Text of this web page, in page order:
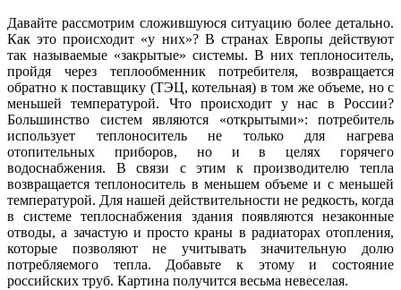
Давайте рассмотрим сложившую­ся ситуацию более детально.
Как это происходит «у них»? В странах Европы действуют
так называемые «закрытые» системы. В них теплоноситель,
пройдя через теплообменник потребителя, возвращается
обратно к поставщику (ТЭЦ, котельная) в том же объеме, но с
меньшей температурой. Что происходит у нас в России?
Большинство систем являются «открытыми»: потребитель
использует теплоноситель не только для нагрева
отопительных приборов, но и в целях горячего
водоснабжения. В связи с этим к производителю тепла
возвращается теплоноситель в меньшем объеме и с меньшей
температурой. Для нашей действительности не редкость, когда
в системе теплоснабжения здания появляются незаконные
отводы, а зачастую и просто краны в радиаторах отопления,
которые позволяют не учитывать значительную долю
потребляемого тепла. Добавьте к этому и состояние
российских труб. Картина получится весьма невеселая.